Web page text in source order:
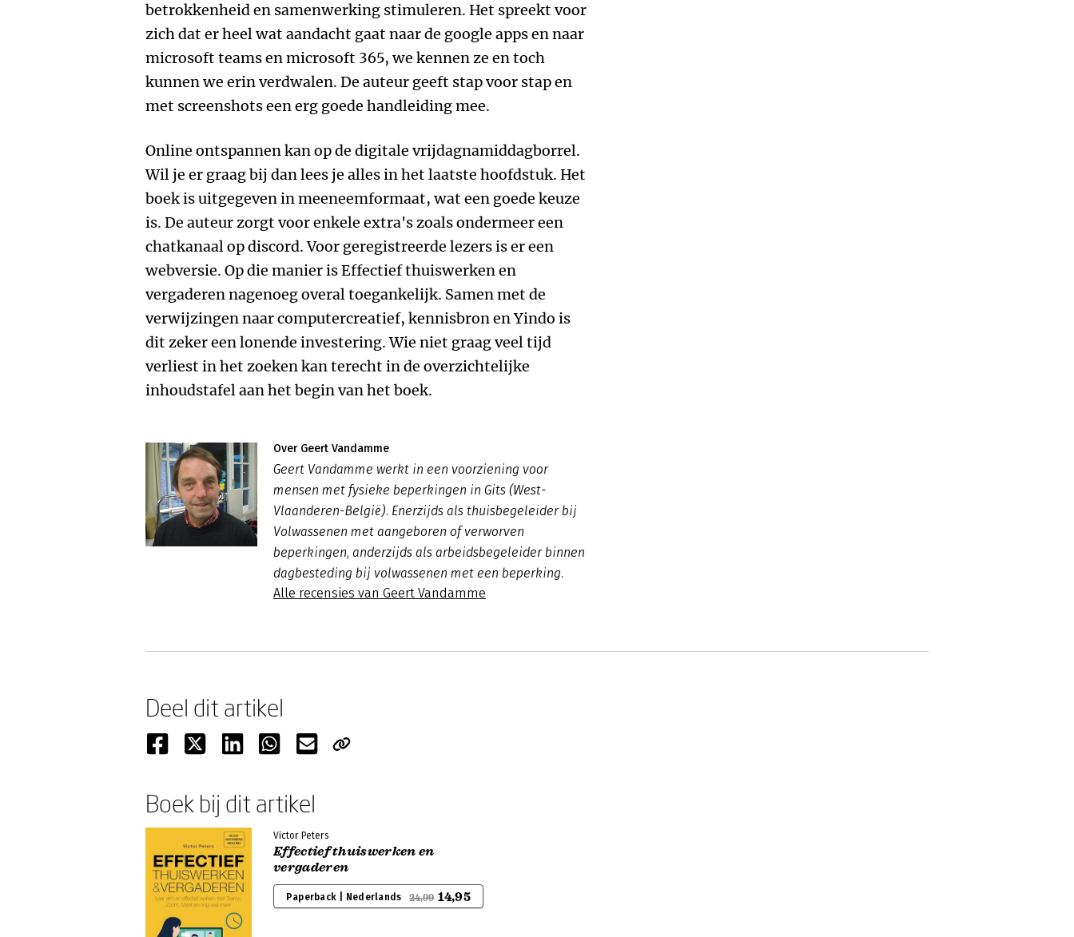
betrokkenheid en samenwerking stimuleren. Het spreekt voor
zich dat er heel wat aandacht gaat naar de google apps en naar
microsoft teams en microsoft 365, we kennen ze en toch
kunnen we erin verdwalen. De auteur geeft stap voor stap en
met screenshots een erg goede handleiding mee.
Online ontspannen kan op de digitale vrijdagnamiddagborrel.
Wil je er graag bij dan lees je alles in het laatste hoofdstuk. Het
boek is uitgegeven in meeneemformaat, wat een goede keuze
is. De auteur zorgt voor enkele extra's zoals ondermeer een
chatkanaal op discord. Voor geregistreerde lezers is er een
webversie. Op die manier is Effectief thuiswerken en
vergaderen nagenoeg overal toegankelijk. Samen met de
verwijzingen naar computercreatief, kennisbron en Yindo is
dit zeker een lonende investering. Wie niet graag veel tijd
verliest in het zoeken kan terecht in de overzichtelijke
inhoudstafel aan het begin van het boek.
Over Geert Vandamme
Geert Vandamme werkt in een voorziening voor
mensen met fysieke beperkingen in Gits (West-
Vlaanderen-België). Enerzijds als thuisbegeleider bij
Volwassenen met aangeboren of verworven
beperkingen, anderzijds als arbeidsbegeleider binnen
dagbesteding bij volwassenen met een beperking.
Alle recensies van Geert Vandamme
Deel dit artikel
Boek bij dit artikel
Victor Peters
Effectief thuiswerken en
vergaderen
Paperback | Nederlands 24,99 14,95